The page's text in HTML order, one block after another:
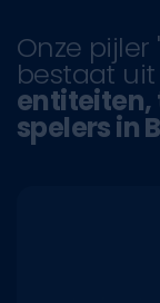
Onze pijler
bestaat
spelers in